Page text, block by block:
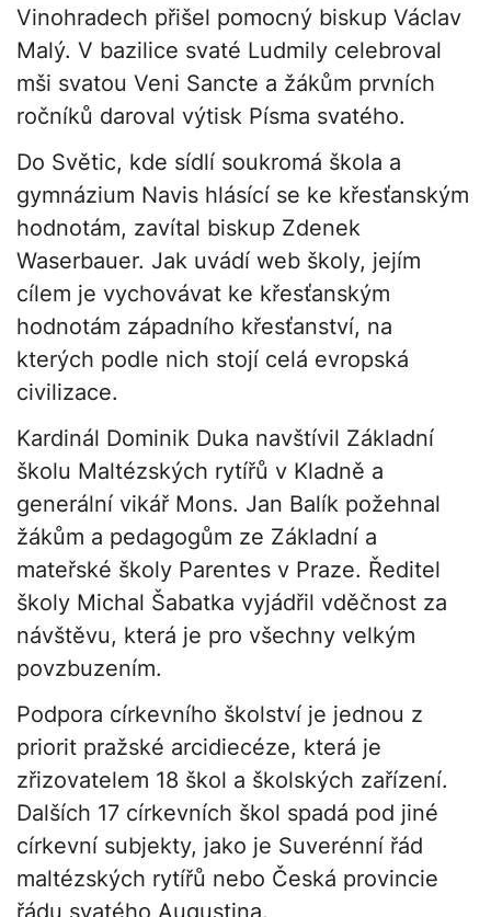
Vinohradech přišel pomocný biskup Václav
Malý. V bazilice svaté Ludmily celebroval
mši svatou Veni Sancte a žákům prvních
ročníků daroval výtisk Písma svatého.
Do Světic, kde sídlí soukromá škola a
gymnázium Navis hlásící se ke křesťanským
hodnotám, zavítal biskup Zdenek
Waserbauer. Jak uvádí web školy, jejím
cílem je vychovávat ke křesťanským
hodnotám západního křesťanství, na
kterých podle nich stojí celá evropská
civilizace.
Kardinál Dominik Duka navštívil Základní
školu Maltézských rytířů v Kladně a
generální vikář Mons. Jan Balík požehnal
žákům a pedagogům ze Základní a
mateřské školy Parentes v Praze. Ředitel
školy Michal Šabatka vyjádřil vděčnost za
návštěvu, která je pro všechny velkým
povzbuzením.
Podpora církevního školství je jednou z
priorit pražské arcidiecéze, která je
zřizovatelem 18 škol a školských zařízení.
Dalších 17 církevních škol spadá pod jiné
církevní subjekty, jako je Suverénní řád
maltézských rytířů nebo Česká provincie